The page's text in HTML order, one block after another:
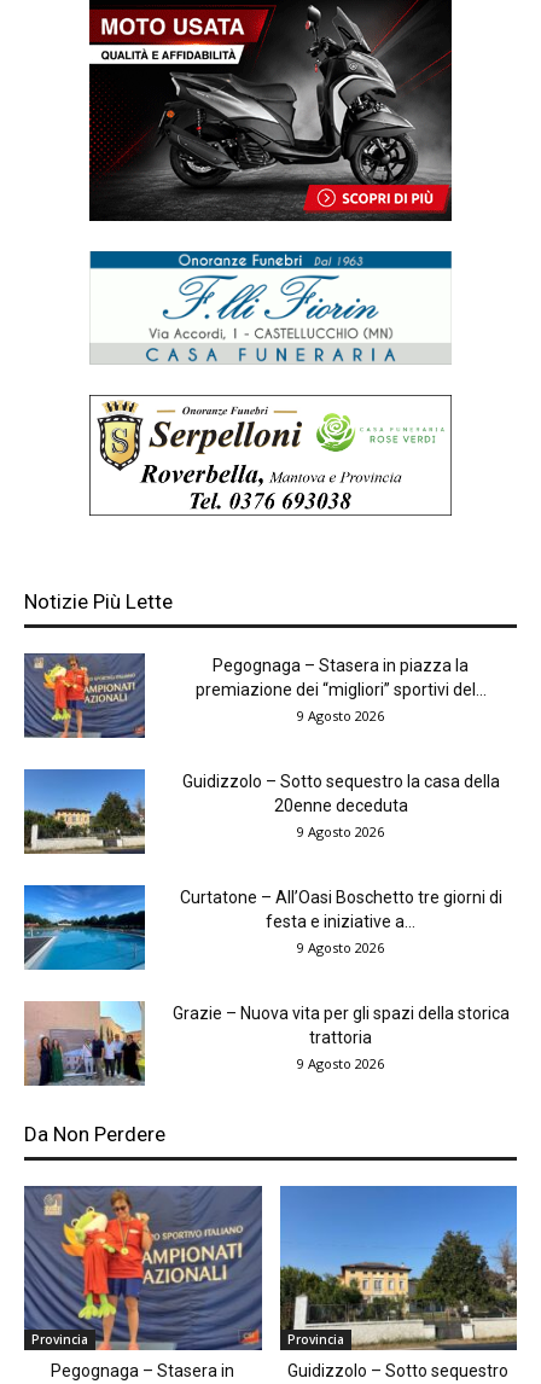
Notizie Più Lette
Pegognaga – Stasera in piazza la
premiazione dei “migliori” sportivi del...
9 Agosto 2026
Guidizzolo – Sotto sequestro la casa della
20enne deceduta
9 Agosto 2026
Curtatone – All’Oasi Boschetto tre giorni di
festa e iniziative a...
9 Agosto 2026
Grazie – Nuova vita per gli spazi della storica
trattoria
9 Agosto 2026
Da Non Perdere
Provincia
Pegognaga – Stasera in
Provincia
Guidizzolo – Sotto sequestro